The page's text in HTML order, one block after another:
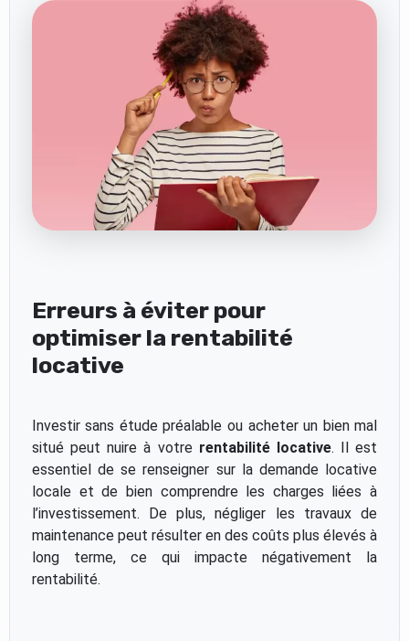
Erreurs à éviter pour
optimiser la rentabilité
locative
Investir sans étude préalable ou acheter un bien mal
situé peut nuire à votre rentabilité locative. Il est
essentiel de se renseigner sur la demande locative
locale et de bien comprendre les charges liées à
l’investissement. De plus, négliger les travaux de
maintenance peut résulter en des coûts plus élevés à
long terme, ce qui impacte négativement la
rentabilité.